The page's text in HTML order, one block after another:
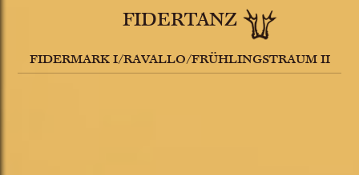
FIDERTANZ
FIDERMARK I/RAVALLO/FRÜHLINGSTRAUM II